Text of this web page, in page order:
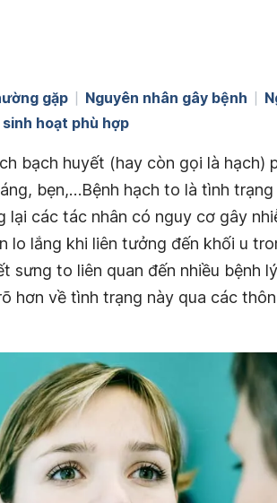
gặp Nguyên nhân gây bệnh
sinh hoạt phù hợp
bạch huyết (hay còn gọi là hạch)
bẹn,…Bệnh hạch to là tình trạng
lại các tác nhân có nguy cơ gây
lo lắng khi liên tưởng đến khối u
sưng to liên quan đến nhiều bệnh
hơn về tình trạng này qua các